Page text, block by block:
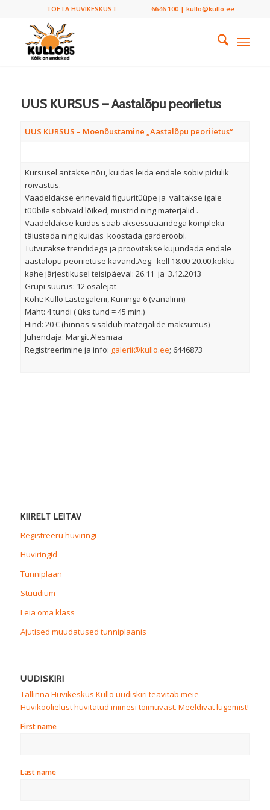
TOETA HUVIKESKUST 6646 100 | kullo@kullo.ee
UUS KURSUS – Aastalõpu peoriietus
UUS KURSUS – Moenõustamine „Aastalõpu peoriietus“
Kursusel antakse nõu, kuidas leida endale sobiv pidulik
rõivastus.
Vaadeldakse erinevaid figuuritüüpe ja valitakse igale
tüübile sobivaid lõiked, mustrid ning materjalid .
Vaadeldakse kuidas saab aksessuaaridega komplekti
täiustada ning kuidas koostada garderoobi.
Tutvutakse trendidega ja proovitakse kujundada endale
aastalõpu peoriietuse kavand.Aeg: kell 18.00-20.00,kokku
kahe järjestikusel teisipäeval: 26.11 ja 3.12.2013
Grupi suurus: 12 osalejat
Koht: Kullo Lastegalerii, Kuninga 6 (vanalinn)
Maht: 4 tundi ( üks tund = 45 min.)
Hind: 20 € (hinnas sisaldub materjalide maksumus)
Juhendaja: Margit Alesmaa
Registreerimine ja info: galerii@kullo.ee; 6446873
KIIRELT LEITAV
Registreeru huviringi
Huviringid
Tunniplaan
Stuudium
Leia oma klass
Ajutised muudatused tunniplaanis
UUDISKIRI
Tallinna Huvikeskus Kullo uudiskiri teavitab meie
Huvikoolielust huvitatud inimesi toimuvast. Meeldivat lugemist!
First name
Last name